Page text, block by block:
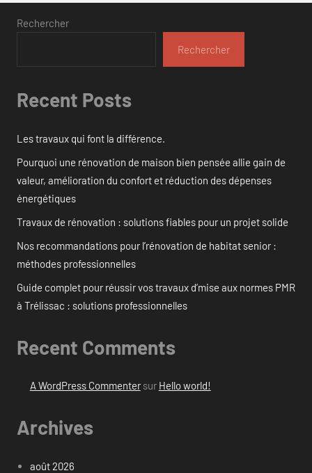
Rechercher
Rechercher
Recent Posts
Les travaux qui font la différence.
Pourquoi une rénovation de maison bien pensée allie gain de
valeur, amélioration du confort et réduction des dépenses
énergétiques
Travaux de rénovation : solutions fiables pour un projet solide
Nos recommandations pour l’rénovation de habitat senior :
méthodes professionnelles
Guide complet pour réussir vos travaux d’mise aux normes PMR
à Trélissac : solutions professionnelles
Recent Comments
A WordPress Commentersur Hello world!
Archives
août 2026